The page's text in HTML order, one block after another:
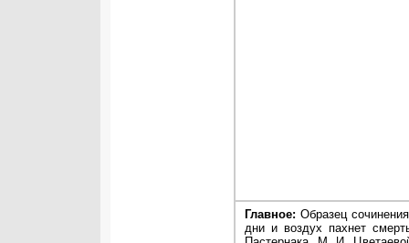
Главное: Образец
дни и воздух пахнет